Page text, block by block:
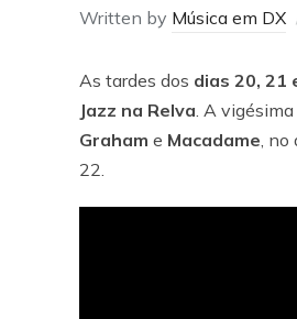
Written by Música em DX
As tardes dos dias 20, 21
Jazz na Relva. A
Graham e Macadame, no
22.